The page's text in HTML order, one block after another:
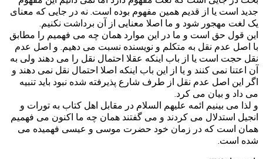
جدید است یا از قدیم همین مفهوم بوده است. نه در جایی که معنای
یک لغت مهجور شود و ما اصلا معنایی از آن برداشت نکنیم.
این قول حق است و ما در این موارد همان چه می فهمیم را مطابق
با اصل عدم نقل به متکلم و نویسنده نسبت می دهیم. و اصل عدم
نقل حجت است یا از باب اینکه عقلا احتمال نقل را می دهند ولی به
آن اعتنا نمی کنند و یا از این باب اینکه اصلا احتمال نقل نمی دهند و
اگر این اصل عدم نقل از طرف شارع پذیرفته شده نبود باید تنبیه
می داد و بیان می کرد.
و لذا می بینیم ائمه علیهم السلام در مقابل اهل کتاب به تورات و
انجیل استدلال می کردند و می گفتند همان چه ما اکنون می فهمیم
همان است که در زمان خود حضرت موسی و عیسی فهمیده می
شده است.